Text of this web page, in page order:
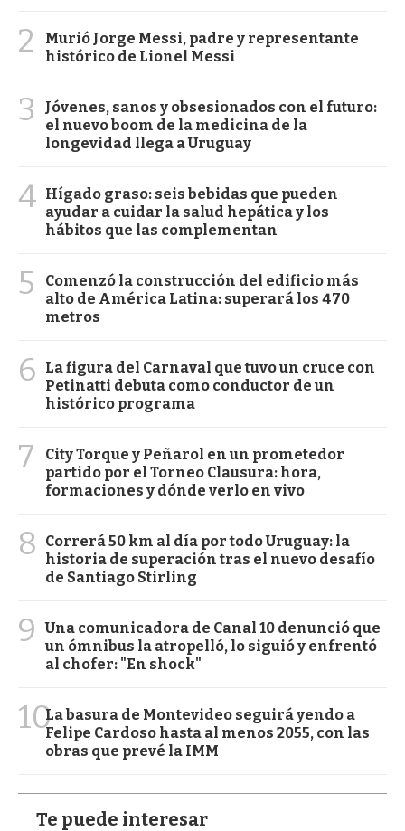
2
Murió Jorge Messi, padre y representante
histórico de Lionel Messi
3
Jóvenes, sanos y obsesionados con el futuro:
el nuevo boom de la medicina de la
longevidad llega a Uruguay
4 Hígado graso: seis bebidas que pueden
ayudar a cuidar la salud hepática y los
hábitos que las complementan
5
Comenzó la construcción del edificio más
alto de América Latina: superará los 470
metros
6
La figura del Carnaval que tuvo un cruce con
Petinatti debuta como conductor de un
histórico programa
7
City Torque y Peñarol en un prometedor
partido por el Torneo Clausura: hora,
formaciones y dónde verlo en vivo
8
Correrá 50 km al día por todo Uruguay: la
historia de superación tras el nuevo desafío
de Santiago Stirling
9
Una comunicadora de Canal 10 denunció que
un ómnibus la atropelló, lo siguió y enfrentó
al chofer: "En shock"
10La basura de Montevideo seguirá yendo a
Felipe Cardoso hasta al menos 2055, con las
obras que prevé la IMM
Te puede interesar